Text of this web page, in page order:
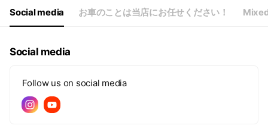
04:00 - 03:00
Social media お車のことは当店にお任せください！
Social media
Follow us on social media